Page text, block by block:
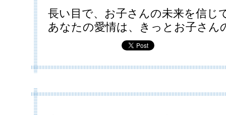
長い目で、お子さんの未来を信じ
あなたの愛情は、きっとお子さん